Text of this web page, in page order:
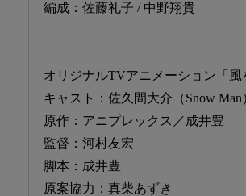
編成：佐藤礼子 / 中野翔貴
オリジナルTVアニメーション「風
キャスト：佐久間大介（Snow
原作：アニプレックス／成井豊
監督：河村友宏
脚本：成井豊
原案協力：真柴あずき